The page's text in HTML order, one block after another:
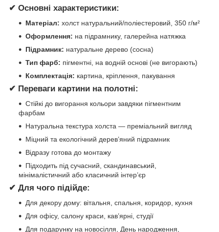
✔ Основні характеристики:
Матеріал: холст натуральний/поліестеровий, 350 г/м²
Оформлення: на підрамнику, галерейна натяжка
Підрамник: натуральне дерево (сосна)
Тип фарб: пігментні, на водній основі (не вигорають)
Комплектація: картина, кріплення, пакування
✔ Переваги картини на полотні:
Стійкі до вигорання кольори завдяки пігментним
фарбам
Натуральна текстура холста — преміальний вигляд
Міцний та екологічний дерев’яний підрамник
Відразу готова до монтажу
Підходить під сучасний, скандинавський,
мінімалістичний або класичний інтер’єр
✔ Для чого підійде:
Для декору дому: вітальня, спальня, коридор, кухня
Для офісу, салону краси, кав’ярні, студії
Для подарунку на новосілля, День народження,